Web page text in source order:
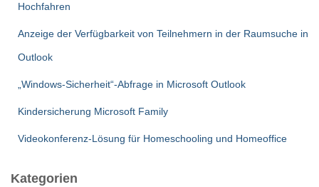
Hochfahren
Anzeige der Verfügbarkeit von Teilnehmern in der Raumsuche in
Outlook
„Windows-Sicherheit“-Abfrage in Microsoft Outlook
Kindersicherung Microsoft Family
Videokonferenz-Lösung für Homeschooling und Homeoffice
Kategorien